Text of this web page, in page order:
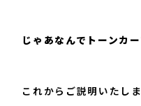
じゃあなんでトーンカ
これからご説明いたしま